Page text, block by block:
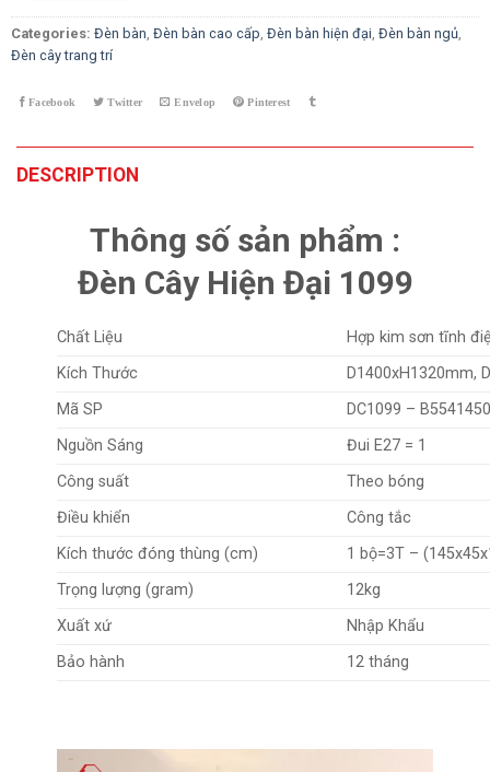
Categories: Đèn bàn, Đèn bàn cao cấp, Đèn bàn hiện đại, Đèn bàn ngủ,
Đèn cây trang trí
DESCRIPTION
Thông số sản phẩm :
Đèn Cây Hiện Đại 1099
Chất Liệu
Hợp kim sơn tĩnh
Kích Thước
D1400xH1320mm,
Mã SP
DC1099 –
Nguồn Sáng
Đui E27 = 1
Công suất
Theo bóng
Điều khiển
Công tắc
Kích thước đóng thùng (cm)
1 bộ=3T –
Trọng lượng (gram)
12kg
Xuất xứ
Nhập Khẩu
Bảo hành
12 tháng